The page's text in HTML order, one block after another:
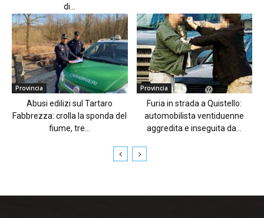
di...
Provincia
Abusi edilizi sul Tartaro
Fabbrezza: crolla la sponda del
fiume, tre...
Provincia
Furia in strada a Quistello:
automobilista ventiduenne
aggredita e inseguita da...